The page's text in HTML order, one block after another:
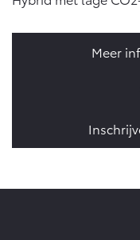
Proace Max (excl.
OOK ALS BATTERIJ-
ELEKTRISCH
Meer